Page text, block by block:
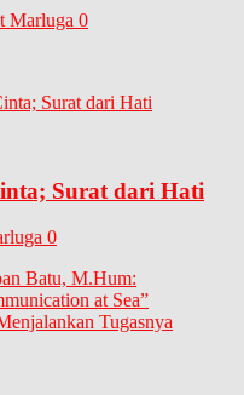
Marluga 0
Surat dari Hati
0